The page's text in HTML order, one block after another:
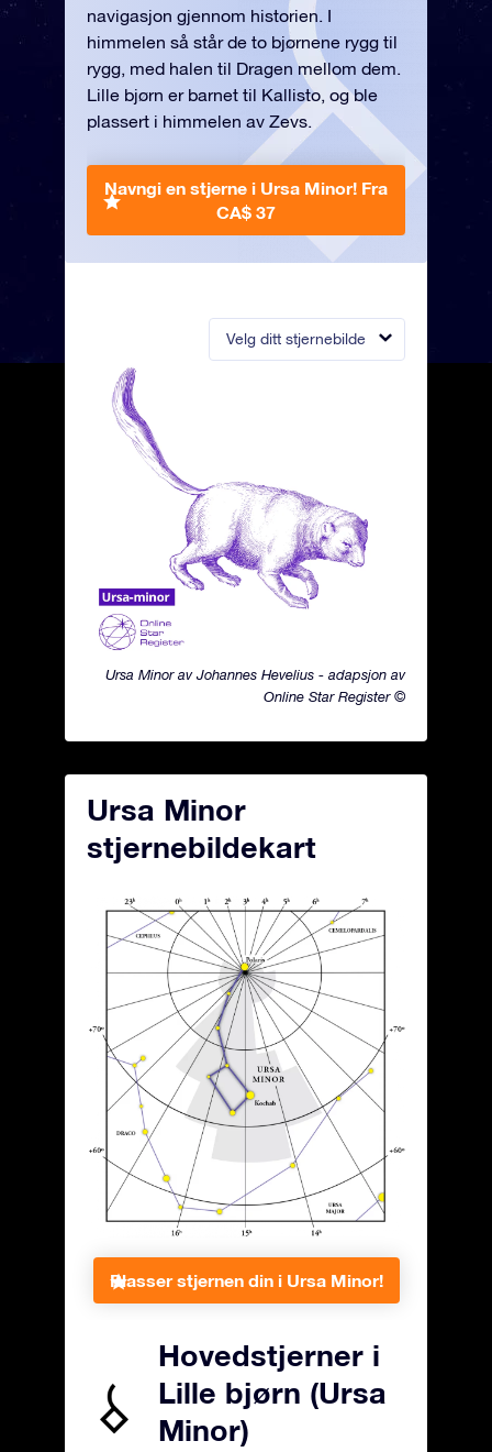
Velg ditt stjernebilde
Ursa Minor av Johannes Hevelius - adapsjon av
Online Star Register ©
navigasjon gjennom historien. I
himmelen så står de to bjørnene rygg til
rygg, med halen til Dragen mellom dem.
Lille bjørn er barnet til Kallisto, og ble
plassert i himmelen av Zevs.
Navngi en stjerne i Ursa Minor! Fra
CA$ 37
Ursa Minor
stjernebildekart
Plasser stjernen din i Ursa Minor!
Hovedstjerner i
Lille bjørn (Ursa
Minor)